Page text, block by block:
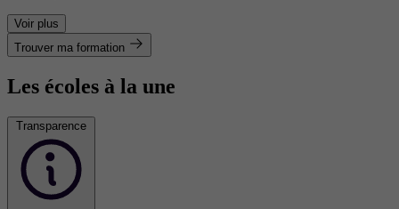
Voir plus
Trouver ma formation
Les écoles à la une
Transparence